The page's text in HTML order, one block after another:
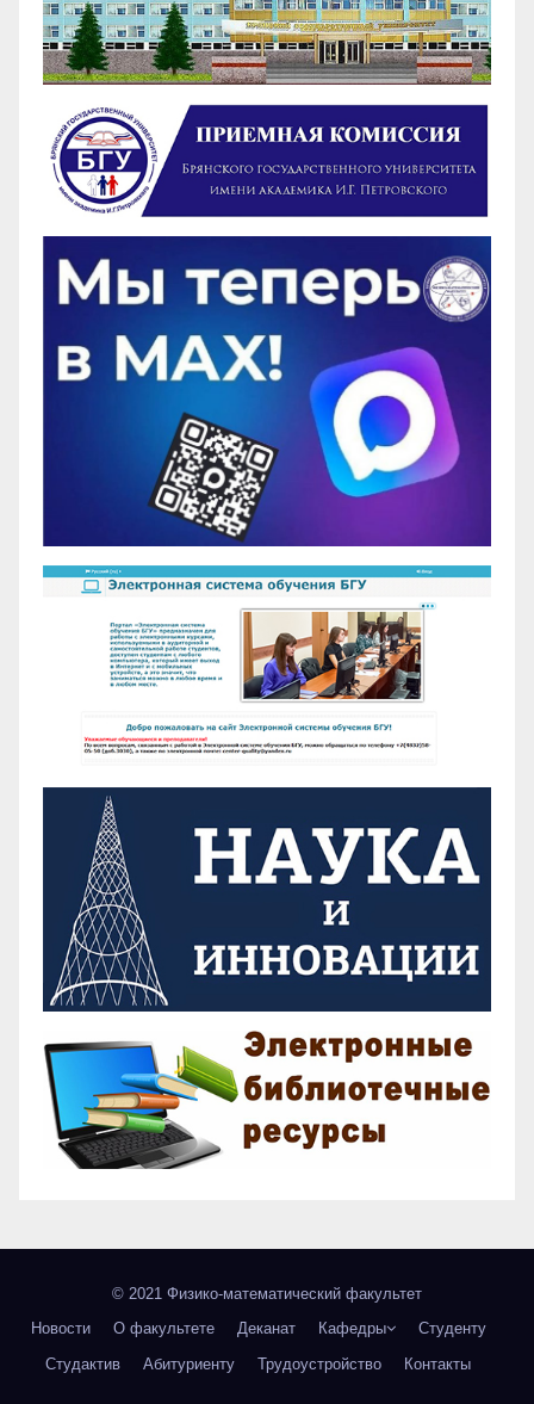
© 2021 Физико-математический факультет
Новости
О факультете Деканат Кафедры
Студенту
Студактив
Абитуриенту Трудоустройство Контакты